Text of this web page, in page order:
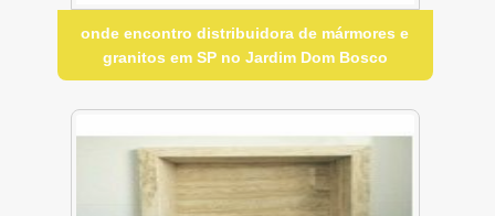
onde encontro distribuidora de mármores e
granitos em SP no Jardim Dom Bosco